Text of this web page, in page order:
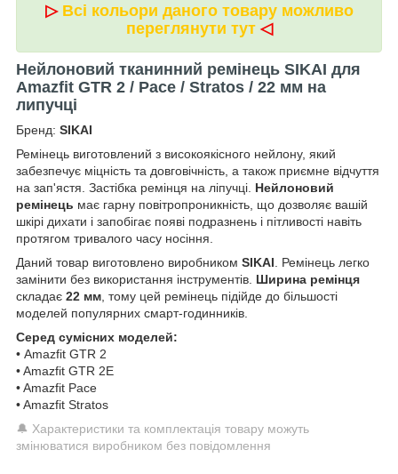
▷ Всі кольори даного товару можливо
переглянути тут◁
Нейлоновий тканинний ремінець SIKAI для
Amazfit GTR 2 / Pace / Stratos / 22 мм на
липучці
Бренд: SIKAI
Ремінець виготовлений з високоякісного нейлону, який
забезпечує міцність та довговічність, а також приємне відчуття
на зап'ястя. Застібка ремінця на ліпучці. Нейлоновий
ремінець має гарну повітропроникність, що дозволяє вашій
шкірі дихати і запобігає появі подразнень і пітливості навіть
протягом тривалого часу носіння.
Даний товар виготовлено виробником SIKAI . Ремінець легко
замінити без використання інструментів. Ширина ремінця
складає 22 мм , тому цей ремінець підійде до більшості
моделей популярних смарт-годинників.
Серед сумісних моделей:
• Amazfit GTR 2
• Amazfit GTR 2E
• Amazfit Pace
• Amazfit Stratos
🔔 Характеристики та комплектація товару можуть
змінюватися виробником без повідомлення